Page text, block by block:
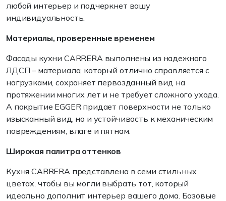
любой интерьер и подчеркнет вашу
индивидуальность.
Материалы, проверенные временем
Фасады кухни CARRERA выполнены из надежного
ЛДСП – материала, который отлично справляется с
нагрузками, сохраняет первозданный вид на
протяжении многих лет и не требует сложного ухода.
А покрытие EGGER придает поверхности не только
изысканный вид, но и устойчивость к механическим
повреждениям, влаге и пятнам.
Широкая палитра оттенков
Кухня CARRERA представлена в семи стильных
цветах, чтобы вы могли выбрать тот, который
идеально дополнит интерьер вашего дома. Базовые